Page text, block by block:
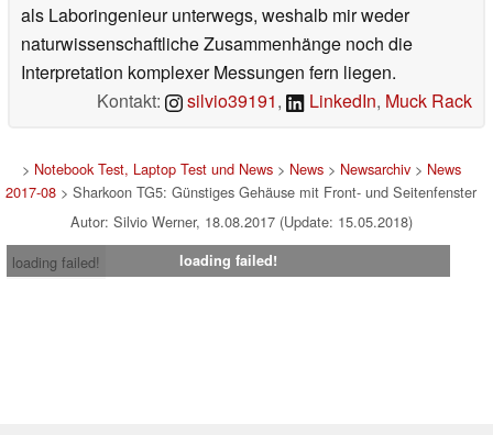
als Laboringenieur unterwegs, weshalb mir weder
naturwissenschaftliche Zusammenhänge noch die
Interpretation komplexer Messungen fern liegen.
Kontakt:
silvio39191, LinkedIn, Muck Rack
> Notebook Test, Laptop Test und News> News> Newsarchiv> News
2017-08 > Sharkoon TG5: Günstiges Gehäuse mit Front- und Seitenfenster
Autor: Silvio Werner, 18.08.2017 (Update: 15.05.2018)
loading failed!
loading failed!